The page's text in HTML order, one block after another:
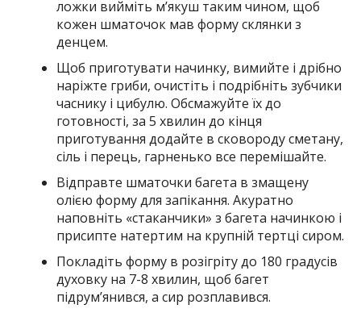
ложки вийміть м’якуш таким чином, щоб
кожен шматочок мав форму склянки з
денцем.
Щоб приготувати начинку, вимийте і дрібно
наріжте гриби, очистіть і подрібніть зубчики
часнику і цибулю. Обсмажуйте їх до
готовності, за 5 хвилин до кінця
приготування додайте в сковороду сметану,
сіль і перець, гарненько все перемішайте.
Відправте шматочки багета в змащену
олією форму для запікання. Акуратно
наповніть «стаканчики» з багета начинкою і
присипте натертим на крупній тертці сиром.
Покладіть форму в розігріту до 180 градусів
духовку на 7-8 хвилин, щоб багет
підрум’янився, а сир розплавився.